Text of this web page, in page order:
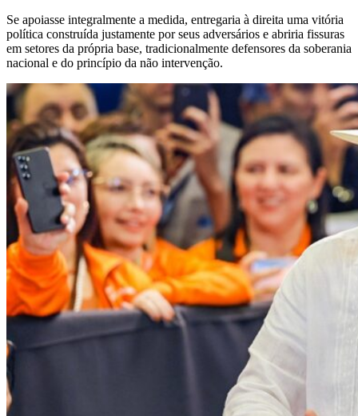
Se apoiasse integralmente a medida, entregaria à direita uma vitória
política construída justamente por seus adversários e abriria fissuras
em setores da própria base, tradicionalmente defensores da soberania
nacional e do princípio da não intervenção.